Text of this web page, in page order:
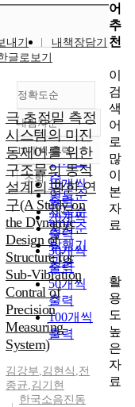
내기
내책장담기
글로보기
정확도순
정확도
순
인기도
순
연도순
제목순
저자순
발행기
관순
내림차순
내림차순
10개씩 출력
10개씩
출력
20개씩
출력
30개씩
출력
50개씩
출력
100개씩
출력
조회
극 초정밀 측정
시스템의 미진
동제어를 위한
구조물의 동적
설계의 관한 연
구(A Study on
the Dynamic
Design of
Structure for
Sub-Vibration
Contral of
Precision
Measuring
System)
김강부,김현식 ,전
종균,김기현
한국소음진동
어
추
천
이
검
색
어
로
많
이
본
자
료
활
용
도
높
은
자
료